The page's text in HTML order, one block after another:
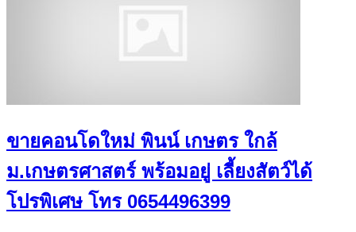
ขายคอนโดใหม่ พินน์ เกษตร ใกล้
ม.เกษตรศาสตร์ พร้อมอยู่ เลี้ยงสัตว์ได้
โปรพิเศษ โทร 0654496399